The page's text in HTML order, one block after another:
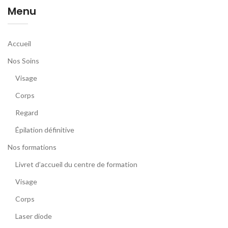
Menu
Accueil
Nos Soins
Visage
Corps
Regard
Épilation définitive
Nos formations
Livret d’accueil du centre de formation
Visage
Corps
Laser diode